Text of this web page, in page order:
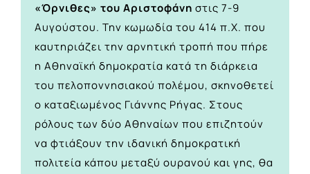
«Όρνιθες» του Αριστοφάνη στις 7-9
Αυγούστου. Την κωμωδία του 414 π.Χ. που
καυτηριάζει την αρνητική τροπή που πήρε
η Αθηναϊκή δημοκρατία κατά τη διάρκεια
του πελοποννησιακού πολέμου, σκηνοθετεί
ο καταξιωμένος Γιάννης Ρήγας. Στους
ρόλους των δύο Αθηναίων που επιζητούν
να φτιάξουν την ιδανική δημοκρατική
πολιτεία κάπου μεταξύ ουρανού και γης, θα